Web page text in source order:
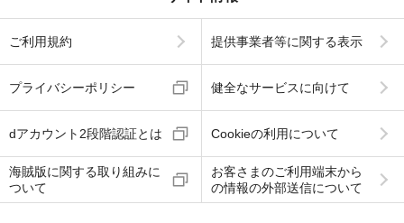
ご利用規約 提供事業者等に関する表示
プライバシーポリシー 健全なサービスに向けて
dアカウント2段階認証とは Cookieの利用について
海賊版に関する取り組みに
ついて
お客さまのご利用端末から
の情報の外部送信について